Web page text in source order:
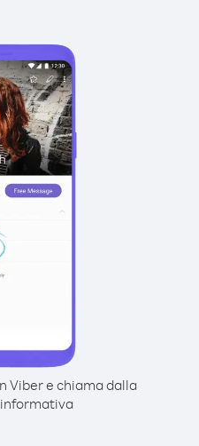
Viber e chiama dalla